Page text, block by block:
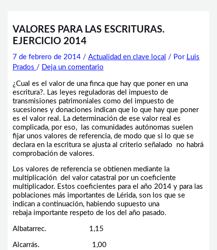
VALORES PARA LAS ESCRITURAS.
EJERCICIO 2014
7 de febrero de 2014 / Actualidad en clave local / Por Luis
Prados / Deja un comentario
¿Cual es el valor de una finca que hay que poner en una
escritura?. Las leyes reguladoras del impuesto de
transmisiones patrimoniales como del impuesto de
sucesiones y donaciones indican que lo que hay que poner
es el valor real. La determinación de ese valor real es
complicada, por eso, las comunidades autónomas suelen
fijar unos valores de referencia, de modo que si lo que se
declara en la escritura se ajusta al criterio señalado no habrá
comprobación de valores.
Los valores de referencia se obtienen mediante la
multiplicación del valor catastral por un coeficiente
multiplicador. Estos coeficientes para el año 2014 y para las
poblaciones más importantes de Lérida, son los que se
indican a continuación, habiendo supuesto una
rebaja importante respeto de los del año pasado.
Albatarrec. 1,15
Alcarrás. 1,00